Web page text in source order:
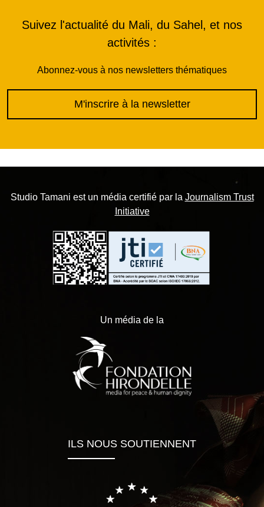
Suivez l'actualité du Mali, du Sahel, et nos
activités :
Abonnez-vous à nos newsletters thématiques
M'inscrire à la newsletter
Studio Tamani est un média certifié par la Journalism Trust
Initiative
Un média de la
ILS NOUS SOUTIENNENT